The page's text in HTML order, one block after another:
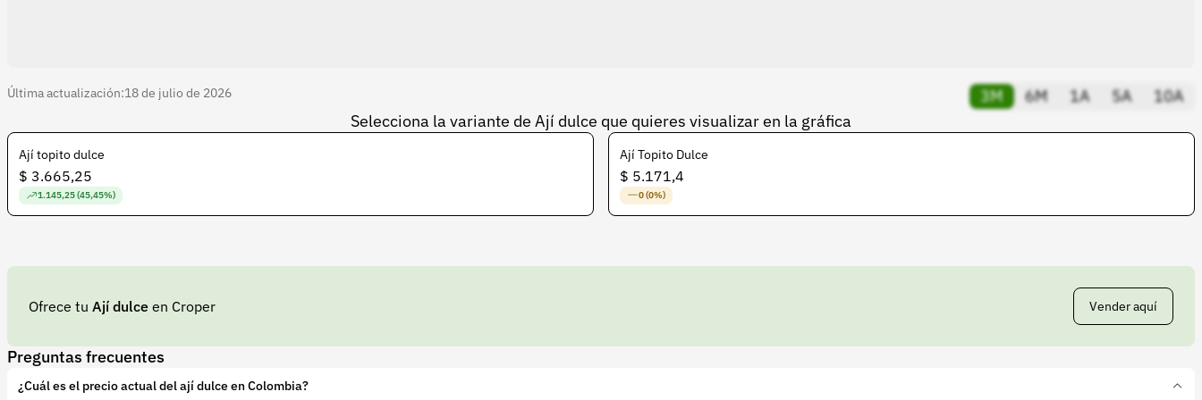
Última actualización:18 de julio de 2026 3M 6M 1A 5A
10A
Selecciona la variante de Ají dulce que quieres visualizar en la gráfica
Ají topito dulce
$ 3.665,25
1.145,25 (45,45%)
Ají Topito Dulce
$ 5.171,4
0 (0%)
Ofrece tu Ají dulce en Croper Vender aquí
Preguntas frecuentes
¿Cuál es el precio actual del ají dulce en Colombia?